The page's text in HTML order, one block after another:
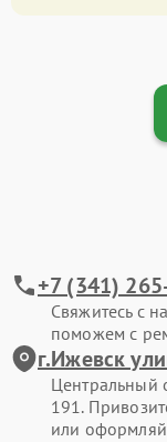
+7 (341)
Свяжитесь с
поможем с
г.Ижевск
Центральный
191.
или